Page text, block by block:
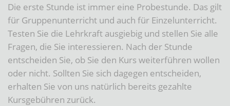
Die erste Stunde ist immer eine Probestunde. Das gilt
für Gruppenunterricht und auch für Einzelunterricht.
Testen Sie die Lehrkraft ausgiebig und stellen Sie alle
Fragen, die Sie interessieren. Nach der Stunde
entscheiden Sie, ob Sie den Kurs weiterführen wollen
oder nicht. Sollten Sie sich dagegen entscheiden,
erhalten Sie von uns natürlich bereits gezahlte
Kursgebühren zurück.